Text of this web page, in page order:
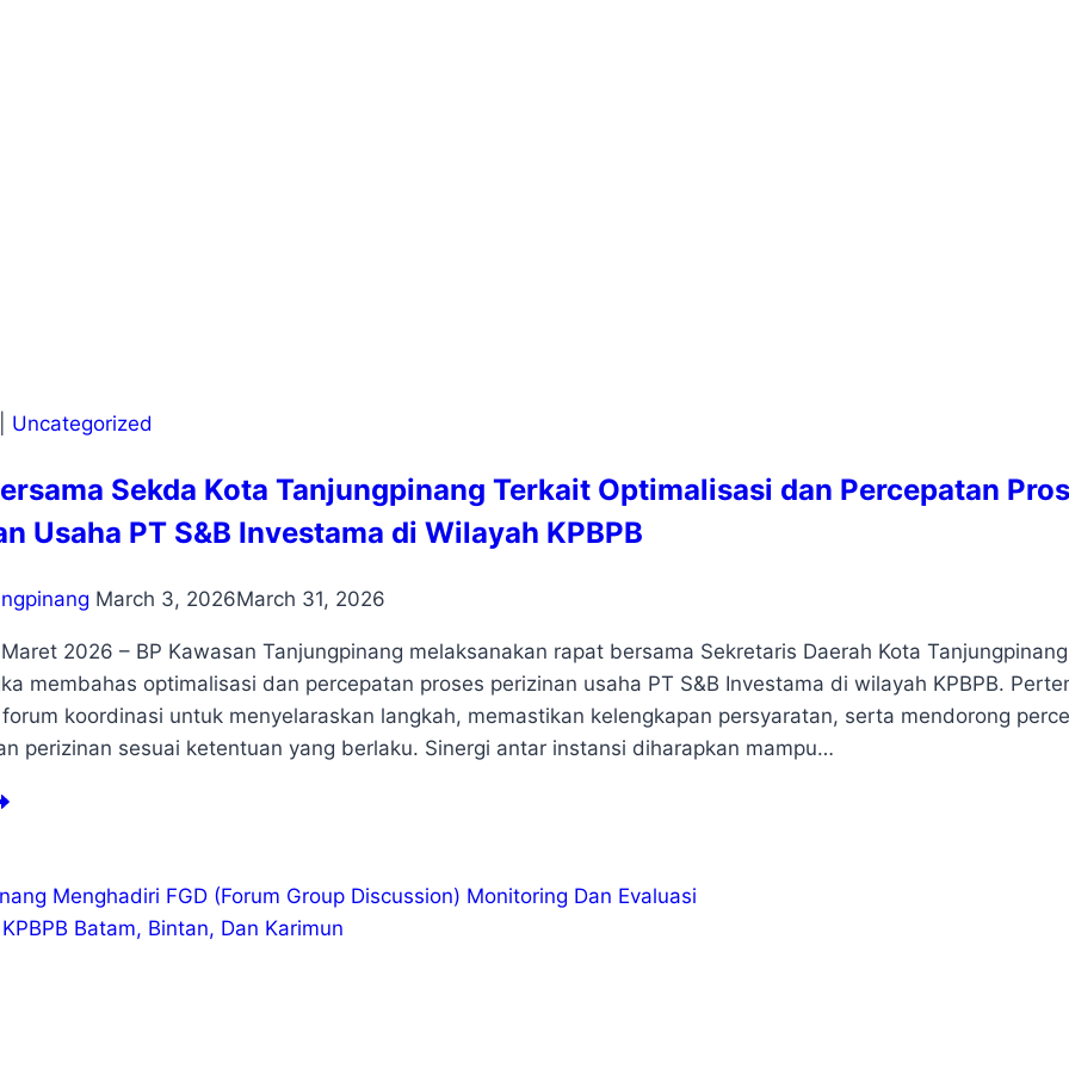
Uncategorized
Sekda Kota Tanjungpinang Terkait Optimalisasi dan Percepatan
Usaha PT S&B Investama di Wilayah KPBPB
March 3, 2026March 31, 2026
2026 – BP Kawasan Tanjungpinang melaksanakan rapat bersama Sekretaris Daerah Kota Tanjungpinang
membahas optimalisasi dan percepatan proses perizinan usaha PT S&B Investama di wilayah KPBPB.
koordinasi untuk menyelaraskan langkah, memastikan kelengkapan persyaratan, serta mendorong
perizinan sesuai ketentuan yang berlaku. Sinergi antar instansi diharapkan mampu…